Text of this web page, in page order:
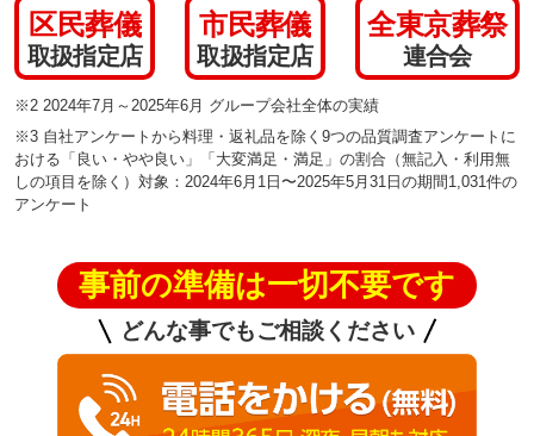
区民葬儀
取扱指定店
市民葬儀
取扱指定店
全東京葬祭
連合会
※2 2024年7月～2025年6月 グループ会社全体の実績
※3 自社アンケートから料理・返礼品を除く9つの品質調査アンケートに
おける「良い・やや良い」「大変満足・満足」の割合（無記入・利用無
しの項目を除く）対象：2024年6月1日〜2025年5月31日の期間1,031件の
アンケート
事前の準備は一切不要です
どんな事でもご相談ください